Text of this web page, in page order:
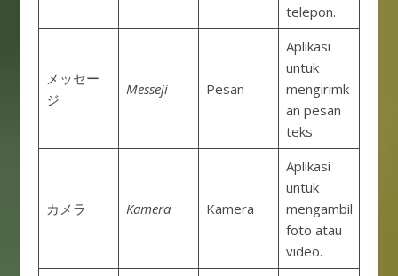
telepon.
メッセー
ジ
Messeji Pesan
Aplikasi
untuk
mengirimk
an pesan
teks.
カメラ Kamera Kamera
Aplikasi
untuk
mengambil
foto atau
video.